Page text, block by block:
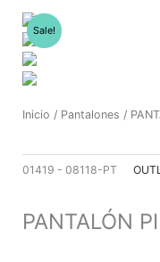
contenido
Sale!
Inicio / Pantalones /
01419 - 08118-PT
PANTALÓN